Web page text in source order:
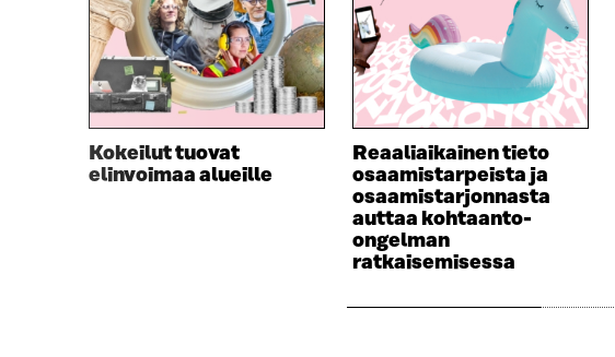
Kokeilut tuovat
elinvoimaa alueille
Reaaliaikainen tieto
osaamistarpeista ja
osaamistarjonnasta
auttaa kohtaanto-
ongelman
ratkaisemisessa